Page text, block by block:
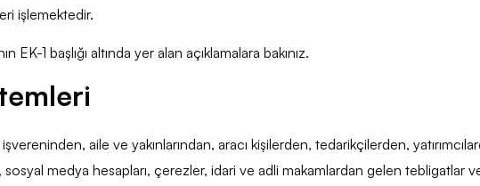
işlemektedir.
1 başlığı altında yer alan açıklamalara bakınız.
aile ve yakınlarından, aracı kişilerden, tedarikçilerden,
medya hesapları, çerezler, idari ve adli makamlardan gelen tebligatlar